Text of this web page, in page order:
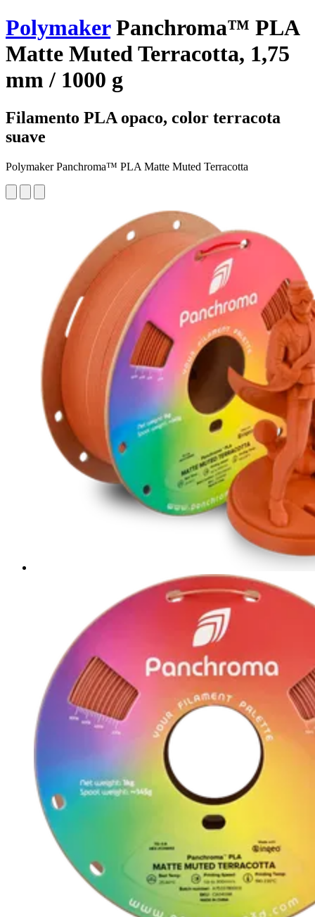
PolymakerPanchroma™ PLA
Matte Muted Terracotta, 1,75
mm / 1000 g
Filamento PLA opaco, color terracota
suave
Polymaker Panchroma™ PLA Matte Muted Terracotta